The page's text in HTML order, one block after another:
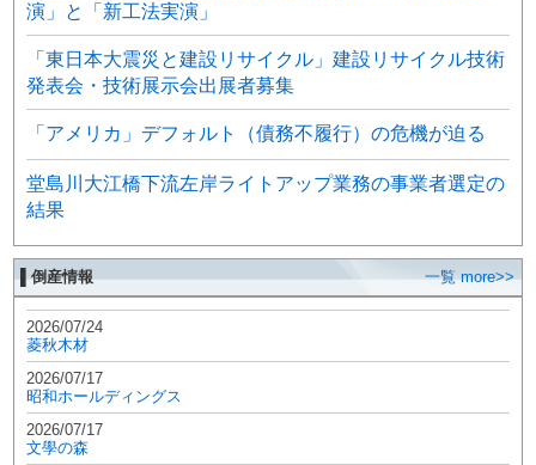
演」と「新工法実演」
「東日本大震災と建設リサイクル」建設リサイクル技術
発表会・技術展示会出展者募集
「アメリカ」デフォルト（債務不履行）の危機が迫る
堂島川大江橋下流左岸ライトアップ業務の事業者選定の
結果
▌倒産情報 一覧 more>>
2026/07/24
菱秋木材
2026/07/17
昭和ホールディングス
2026/07/17
文學の森